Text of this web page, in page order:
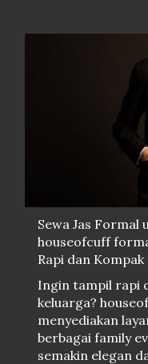
Sewa Jas Formal
houseofcuff
Rapi dan
Ingin tampil rapi
keluarga?
menyediakan
berbagai family
semakin elegan